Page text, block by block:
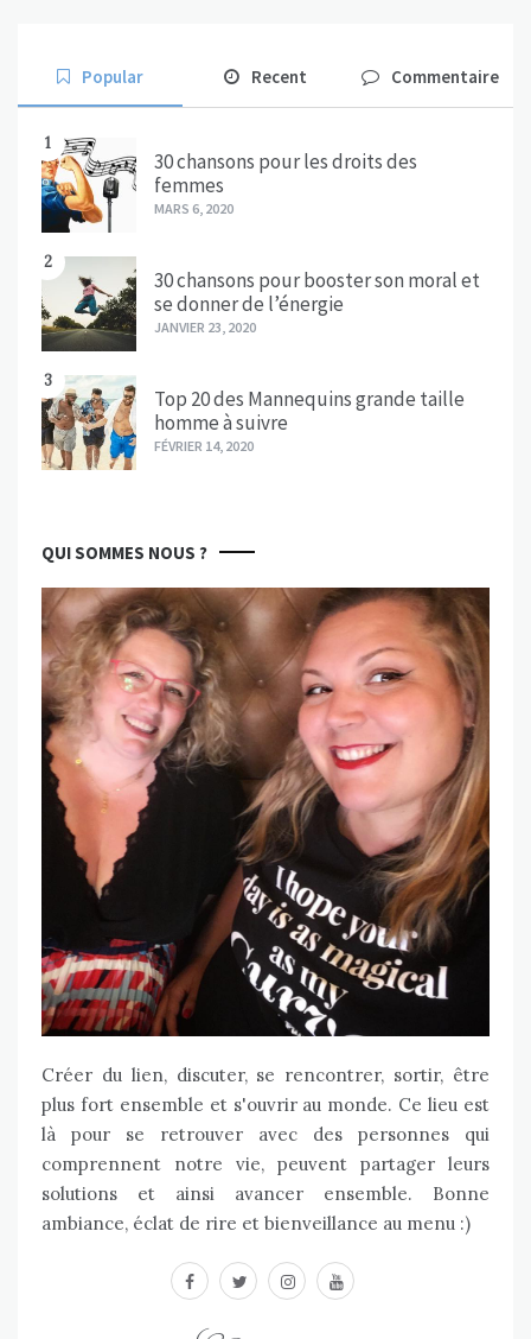
Popular Recent Commentaire
1
30 chansons pour les droits des
femmes
MARS 6, 2020
2
30 chansons pour booster son moral et
se donner de l’énergie
JANVIER 23, 2020
3
Top 20 des Mannequins grande taille
homme à suivre
FÉVRIER 14, 2020
QUI SOMMES NOUS ?
Créer du lien, discuter, se rencontrer, sortir, être
plus fort ensemble et s'ouvrir au monde. Ce lieu est
là pour se retrouver avec des personnes qui
comprennent notre vie, peuvent partager leurs
solutions et ainsi avancer ensemble. Bonne
ambiance, éclat de rire et bienveillance au menu :)
facebooktwitterinstagram
youtube